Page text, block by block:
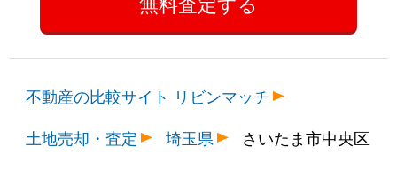
不動産の比較サイト リビンマッチ
土地売却・査定
埼玉県 さいたま市中央区